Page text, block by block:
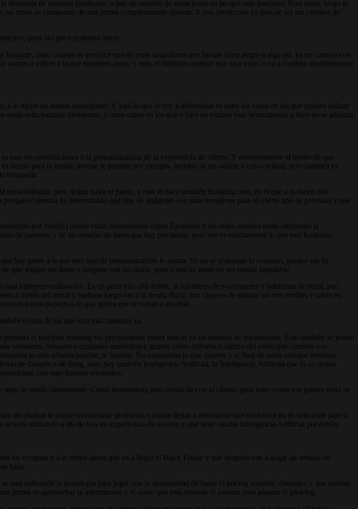
de nuestros productos, o hay un montón de situaciones en las que esto funciona. Pero claro, luego te
cosas se comportan de una forma completamente distinta. Y esta predicción ya deja de ser tan efectiva de
pues ahí poco podemos hacer.
claro cuando se produce una de estas situaciones que llaman cisne negro o algo así, ya no cuentas con
vamos a volver a la que teníamos antes, y todo el histórico anterior nos va a valer, o va a cambiar absolutamente
lo mejor no somos conscientes. Y aquí lo que sí voy a diferenciar es entre los casos en los que puedes utilizar
solucionando problemas, y otros casos en los que o bien no existen esas herramientas o bien no se adaptan
recomendaciones o la personalización de la experiencia de cliente. Y evidentemente el hecho de que
bueno para la tienda, porque le permite por ejemplo, mejorar su up-selling o cross-selling, pero también es
búsqueda.
pero llegan hasta el punto, y esto lo hace también Booking.com, en el que a lo mejor dos
el sistema ha determinado qué tipo de imágenes son más receptivas para un cierto tipo de personas y qué
por Netflix) donde están denunciando cómo Facebook y las redes sociales están utilizando la
de patrones y de un montón de datos que hay por detrás, pero eso es exactamente lo que está haciendo
hay gente a la que este tipo de personalización le asusta. Yo no sé si porque lo conozco, porque me he
tengan tus datos y jueguen con tus datos, pues a mucha gente no les resulta agradable.
hiperpersonalización. Es un paso más allá donde, si hablamos de e-commerce y hablamos de retail, por
a través del móvil y mañana luego vas a la tienda física, son capaces de enlazar tus tres perfiles y saber en
o esos popups o lo que quiera que te vayan a enseñar.
es una de las que está más maduras ya.
el machine learning era precisamente poder buscar en un montón de documentos. Esto también se puede
solamente Amazon o cualquier marketplace grande como Alibaba o alguno del estilo que cuentan con
lo más afinada posible, te frustras. No encuentras lo que quieres y al final de tanto navegar terminas
de Google o de Bing, pues hay también Inteligencia Artificial, la Inteligencia Artificial que tú no tienes
con muy buenos resultados.
de moda últimamente. Como herramienta para contactar con el cliente, para tener como ese primer nivel de
un chatbot te puede recomendar productos o puede llegar a determinar que el chatbot no es suficiente para ti,
está utilizando a día de hoy en experiencia de usuario y que tiene mucha Inteligencia Artificial por detrás.
las compras y a lo mejor ahora que va a llegar el Black Friday y que después van a llegar las rebajas de
bajar.
está utilizando la tecnología para jugar con la oportunidad de hacer el pricing variable, dinámico y que cambie
forma es aprovechar la información y el rastro que está dejando el usuario para adaptar el preicing.